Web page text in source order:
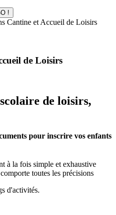
Cantine et Accueil de Loisirs
de Loisirs
de loisirs,
pour inscrire vos enfants
à la fois simple et exhaustive
toutes les précisions
d'activités.